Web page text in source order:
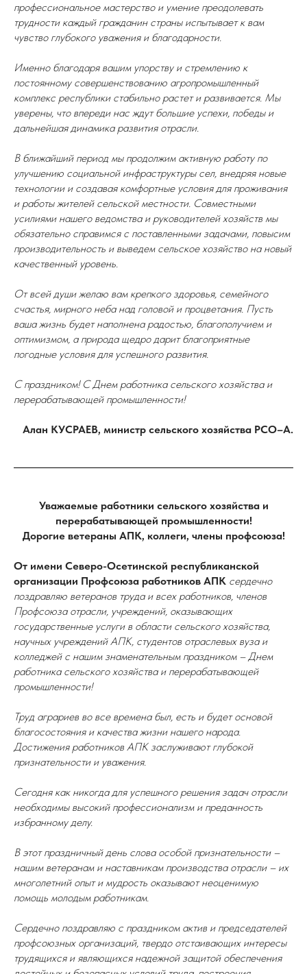
профессиональное мастерство и умение преодолевать
трудности каждый гражданин страны испытывает к вам
чувство глубокого уважения и благодарности.
Именно благодаря вашим упорству и стремлению к
постоянному совершенствованию агропромышленный
комплекс республики стабильно растет и развивается. Мы
уверены, что впереди нас ждут большие успехи, победы и
дальнейшая динамика развития отрасли.
В ближайший период мы продолжим активную работу по
улучшению социальной инфраструктуры сел, внедряя новые
технологии и создавая комфортные условия для проживания
и работы жителей сельской местности. Совместными
усилиями нашего ведомства и руководителей хозяйств мы
обязательно справимся с поставленными задачами, повысим
производительность и выведем сельское хозяйство на новый
качественный уровень.
От всей души желаю вам крепкого здоровья, семейного
счастья, мирного неба над головой и процветания. Пусть
ваша жизнь будет наполнена радостью, благополучием и
оптимизмом, а природа щедро дарит благоприятные
погодные условия для успешного развития.
С праздником! С Днем работника сельского хозяйства и
перерабатывающей промышленности!
Алан КУСРАЕВ, министр сельского хозяйства РСО–А.
Уважаемые работники сельского хозяйства и
перерабатывающей промышленности!
Дорогие ветераны АПК, коллеги, члены профсоюза!
От имени Северо-Осетинской республиканской
организации Профсоюза работников АПК сердечно
поздравляю ветеранов труда и всех работников, членов
Профсоюза отрасли, учреждений, оказывающих
государственные услуги в области сельского хозяйства,
научных учреждений АПК, студентов отраслевых вуза и
колледжей с нашим знаменательным праздником – Днем
работника сельского хозяйства и перерабатывающей
промышленности!
Труд аграриев во все времена был, есть и будет основой
благосостояния и качества жизни нашего народа.
Достижения работников АПК заслуживают глубокой
признательности и уважения.
Сегодня как никогда для успешного решения задач отрасли
необходимы высокий профессионализм и преданность
избранному делу.
В этот праздничный день слова особой признательности –
нашим ветеранам и наставникам производства отрасли – их
многолетний опыт и мудрость оказывают неоценимую
помощь молодым работникам.
Сердечно поздравляю с праздником актив и председателей
профсоюзных организаций, твердо отстаивающих интересы
трудящихся и являющихся надежной защитой обеспечения